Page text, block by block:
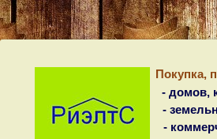
Покупка,
- домов,
-
-